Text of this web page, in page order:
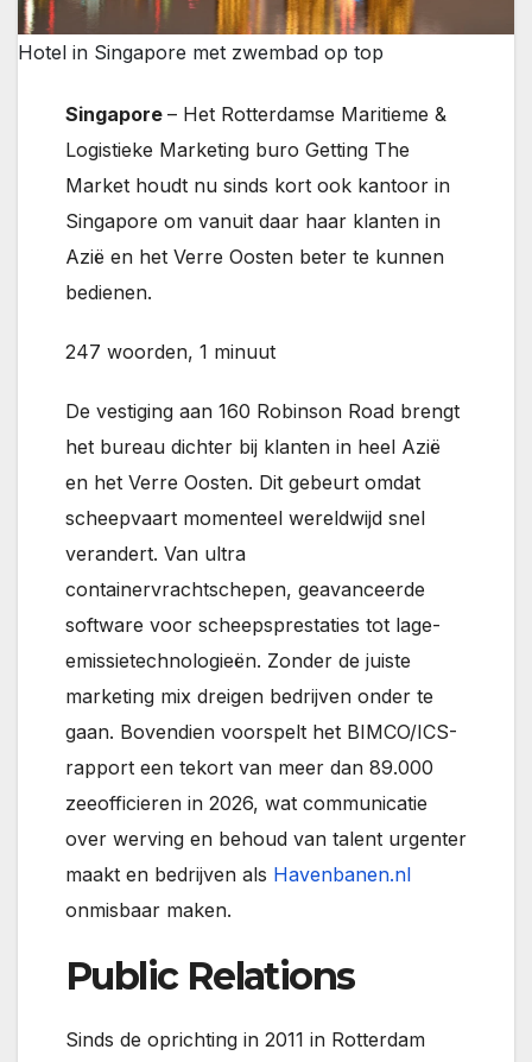
Hotel in Singapore met zwembad op top
Singapore – Het Rotterdamse Maritieme &
Logistieke Marketing buro Getting The
Market houdt nu sinds kort ook kantoor in
Singapore om vanuit daar haar klanten in
Azië en het Verre Oosten beter te kunnen
bedienen.
247 woorden, 1 minuut
De vestiging aan 160 Robinson Road brengt
het bureau dichter bij klanten in heel Azië
en het Verre Oosten. Dit gebeurt omdat
scheepvaart momenteel wereldwijd snel
verandert. Van ultra
containervrachtschepen, geavanceerde
software voor scheepsprestaties tot lage-
emissie­technologieën. Zonder de juiste
marketing mix dreigen bedrijven onder te
gaan. Bovendien voorspelt het BIMCO/ICS-
rapport een tekort van meer dan 89.000
zeeofficieren in 2026, wat communicatie
over werving en behoud van talent urgenter
maakt en bedrijven als Havenbanen.nl
onmisbaar maken.
Public Relations
Sinds de oprichting in 2011 in Rotterdam